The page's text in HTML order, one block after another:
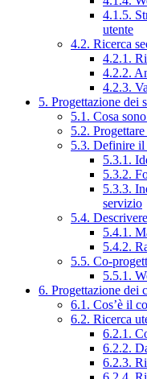
4.1.5.
utente
4.2. Ricerca
4.2.1.
4.2.2.
4.2.3.
5. Progettazione dei
5.1. Cosa
5.2.
5.3. Definire
5.3.1.
5.3.2.
5.3.3.
servizio
5.4.
5.4.1.
5.4.2.
5.5. Co-
5.5.1.
6. Progettazione dei
6.1. Cos’è il
6.2. Ricerca
6.2.1.
6.2.2.
6.2.3.